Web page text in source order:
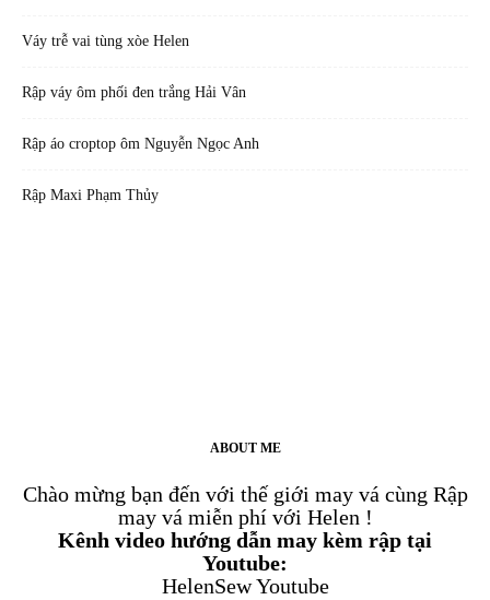
Váy trễ vai tùng xòe Helen
Rập váy ôm phối đen trắng Hải Vân
Rập áo croptop ôm Nguyễn Ngọc Anh
Rập Maxi Phạm Thủy
ABOUT ME
Chào mừng bạn đến với thế giới may vá cùng Rập
may vá miễn phí với Helen !
Kênh video hướng dẫn may kèm rập tại
Youtube:
HelenSew Youtube